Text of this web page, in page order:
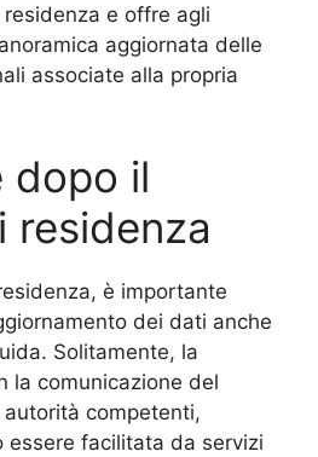
e offre agli
aggiornata delle
associate alla propria
dopo il
residenza
è importante
dei dati anche
Solitamente, la
la comunicazione del
competenti,
essere facilitata da servizi